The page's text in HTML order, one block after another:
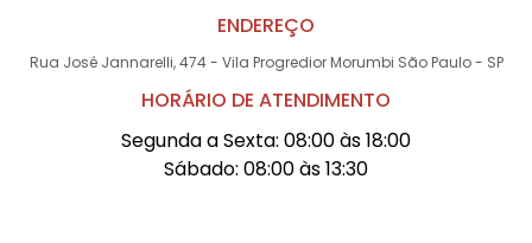
ENDEREÇO
Rua José Jannarelli, 474 - Vila Progredior Morumbi São Paulo - SP
HORÁRIO DE ATENDIMENTO
Segunda a Sexta: 08:00 às 18:00
Sábado: 08:00 às 13:30